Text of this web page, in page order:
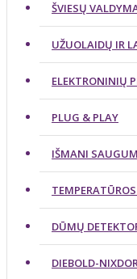
ŠVIESŲ
UŽUOLAIDŲ IR
ELEKTRONINIŲ
PLUG & PLAY
IŠMANI
DŪMŲ
DIEBOLD-